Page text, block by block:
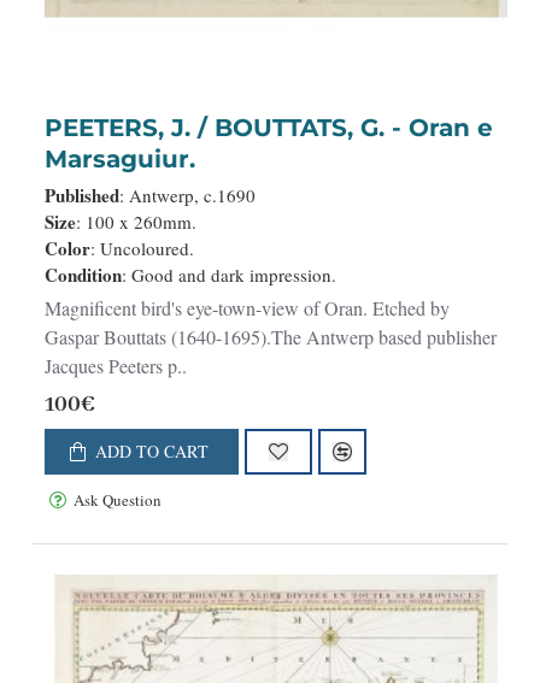
PEETERS, J. / BOUTTATS, G. - Oran e
Marsaguiur.
Published: Antwerp, c.1690
Size: 100 x 260mm.
Color: Uncoloured.
Condition: Good and dark impression.
Magnificent bird's eye-town-view of Oran. Etched by
Gaspar Bouttats (1640-1695).The Antwerp based publisher
Jacques Peeters p..
100€
ADD TO CART
Ask Question